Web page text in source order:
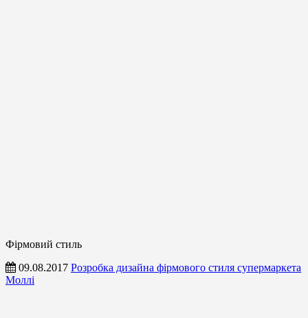
Фірмовий стиль
09.08.2017 Розробка дизайна фірмового стиля супермаркета
Моллі